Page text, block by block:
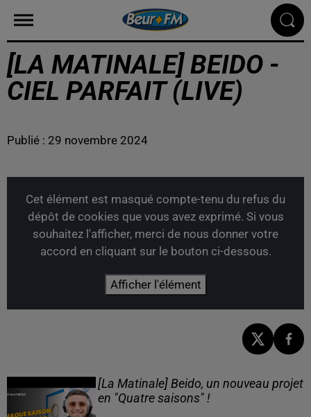
[LA MATINALE] BEIDO -
CIEL PARFAIT (LIVE)
Publié : 29 novembre 2024
Cet élément est masqué compte-tenu du refus du
dépôt de cookies que vous avez exprimé. Si vous
souhaitez l'afficher, merci de nous donner votre
accord en cliquant sur le bouton ci-dessous.
Afficher l'élément
[La Matinale] Beido, un nouveau projet
en "Quatre saisons" !